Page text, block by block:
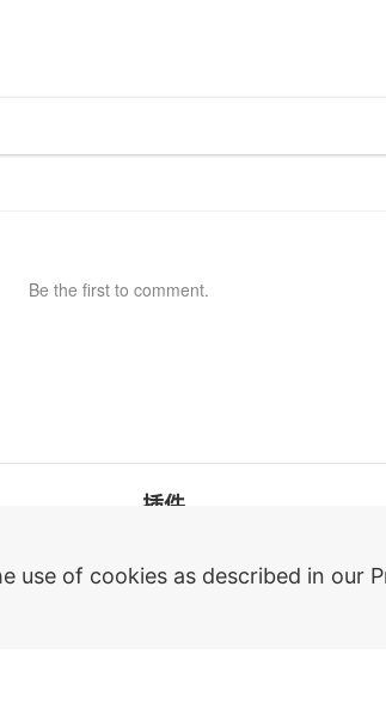
Be the first to comment.
插件
Revit
use of cookies as described in our